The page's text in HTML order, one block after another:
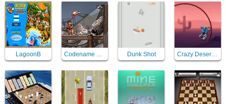
LagoonB Codename Gordon Dunk Shot Crazy Desert Moto